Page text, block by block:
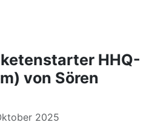
HHQ-
von Sören
2025